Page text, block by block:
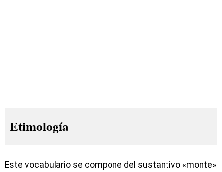
Etimología
Este vocabulario se compone del sustantivo «monte»